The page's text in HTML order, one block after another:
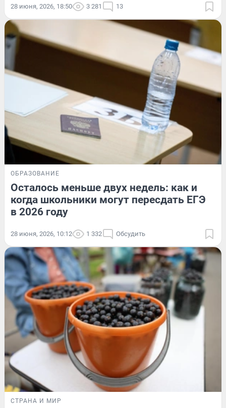
28 июня, 2026, 18:50 3 281 13
ОБРАЗОВАНИЕ
Осталось меньше двух недель: как и
когда школьники могут пересдать ЕГЭ
в 2026 году
28 июня, 2026, 10:12 1 332 Обсудить
СТРАНА И МИР